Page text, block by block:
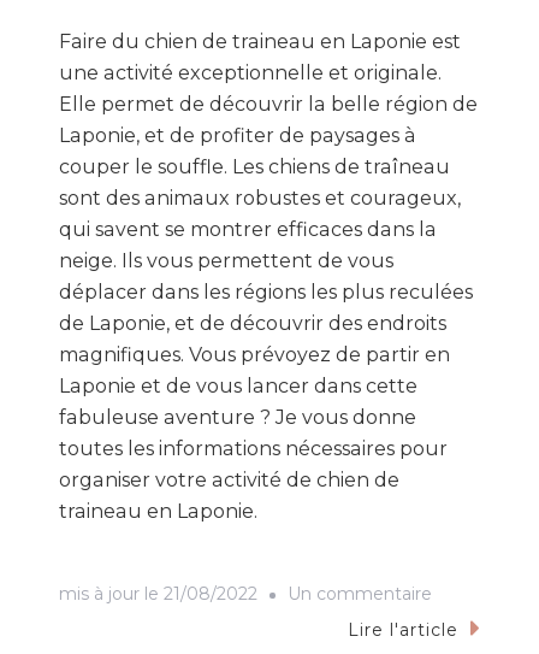
Faire du chien de traineau en Laponie est
une activité exceptionnelle et originale.
Elle permet de découvrir la belle région de
Laponie, et de profiter de paysages à
couper le souffle. Les chiens de traîneau
sont des animaux robustes et courageux,
qui savent se montrer efficaces dans la
neige. Ils vous permettent de vous
déplacer dans les régions les plus reculées
de Laponie, et de découvrir des endroits
magnifiques. Vous prévoyez de partir en
Laponie et de vous lancer dans cette
fabuleuse aventure ? Je vous donne
toutes les informations nécessaires pour
organiser votre activité de chien de
traineau en Laponie.
mis à jour le 21/08/2022 Un commentaire
Faire
Lire l'article